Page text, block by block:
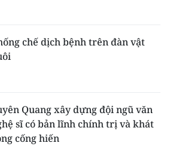
chế dịch bệnh trên đàn vật
Quang xây dựng đội ngũ văn
sĩ có bản lĩnh chính trị và khát
cống hiến